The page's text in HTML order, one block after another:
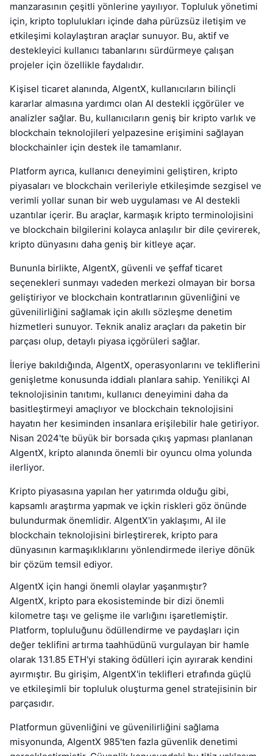
manzarasının çeşitli yönlerine yayılıyor. Topluluk yönetimi
için, kripto toplulukları içinde daha pürüzsüz iletişim ve
etkileşimi kolaylaştıran araçlar sunuyor. Bu, aktif ve
destekleyici kullanıcı tabanlarını sürdürmeye çalışan
projeler için özellikle faydalıdır.
Kişisel ticaret alanında, AIgentX, kullanıcıların bilinçli
kararlar almasına yardımcı olan AI destekli içgörüler ve
analizler sağlar. Bu, kullanıcıların geniş bir kripto varlık ve
blockchain teknolojileri yelpazesine erişimini sağlayan
blockchainler için destek ile tamamlanır.
Platform ayrıca, kullanıcı deneyimini geliştiren, kripto
piyasaları ve blockchain verileriyle etkileşimde sezgisel ve
verimli yollar sunan bir web uygulaması ve AI destekli
uzantılar içerir. Bu araçlar, karmaşık kripto terminolojisini
ve blockchain bilgilerini kolayca anlaşılır bir dile çevirerek,
kripto dünyasını daha geniş bir kitleye açar.
Bununla birlikte, AIgentX, güvenli ve şeffaf ticaret
seçenekleri sunmayı vadeden merkezi olmayan bir borsa
geliştiriyor ve blockchain kontratlarının güvenliğini ve
güvenilirliğini sağlamak için akıllı sözleşme denetim
hizmetleri sunuyor. Teknik analiz araçları da paketin bir
parçası olup, detaylı piyasa içgörüleri sağlar.
İleriye bakıldığında, AIgentX, operasyonlarını ve tekliflerini
genişletme konusunda iddialı planlara sahip. Yenilikçi AI
teknolojisinin tanıtımı, kullanıcı deneyimini daha da
basitleştirmeyi amaçlıyor ve blockchain teknolojisini
hayatın her kesiminden insanlara erişilebilir hale getiriyor.
Nisan 2024'te büyük bir borsada çıkış yapması planlanan
AIgentX, kripto alanında önemli bir oyuncu olma yolunda
ilerliyor.
Kripto piyasasına yapılan her yatırımda olduğu gibi,
kapsamlı araştırma yapmak ve içkin riskleri göz önünde
bulundurmak önemlidir. AIgentX'in yaklaşımı, AI ile
blockchain teknolojisini birleştirerek, kripto para
dünyasının karmaşıklıklarını yönlendirmede ileriye dönük
bir çözüm temsil ediyor.
AIgentX için hangi önemli olaylar yaşanmıştır?
AIgentX, kripto para ekosisteminde bir dizi önemli
kilometre taşı ve gelişme ile varlığını işaretlemiştir.
Platform, topluluğunu ödüllendirme ve paydaşları için
değer teklifini artırma taahhüdünü vurgulayan bir hamle
olarak 131.85 ETH'yi staking ödülleri için ayırarak kendini
ayırmıştır. Bu girişim, AIgentX'in teklifleri etrafında güçlü
ve etkileşimli bir topluluk oluşturma genel stratejisinin bir
parçasıdır.
Platformun güvenliğini ve güvenilirliğini sağlama
misyonunda, AIgentX 985'ten fazla güvenlik denetimi